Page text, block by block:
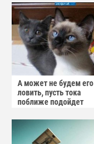
А может не будем его
ловить, пусть тока
поближе подойдет